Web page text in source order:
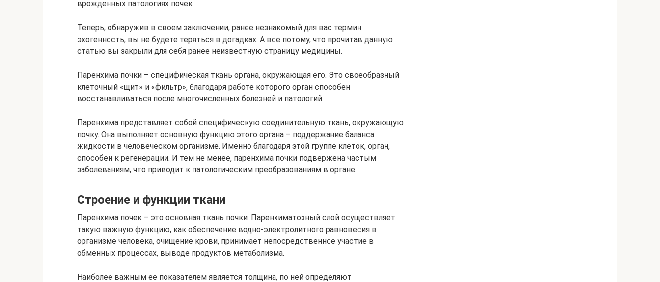
врожденных патологиях почек.
Теперь, обнаружив в своем заключении, ранее незнакомый для вас термин
эхогенность, вы не будете теряться в догадках. А все потому, что прочитав данную
статью вы закрыли для себя ранее неизвестную страницу медицины.
Паренхима почки – специфическая ткань органа, окружающая его. Это своеобразный
клеточный «щит» и «фильтр», благодаря работе которого орган способен
восстанавливаться после многочисленных болезней и патологий.
Паренхима представляет собой специфическую соединительную ткань, окружающую
почку. Она выполняет основную функцию этого органа – поддержание баланса
жидкости в человеческом организме. Именно благодаря этой группе клеток, орган,
способен к регенерации. И тем не менее, паренхима почки подвержена частым
заболеваниям, что приводит к патологическим преобразованиям в органе.
Строение и функции ткани
Паренхима почек – это основная ткань почки. Паренхиматозный слой осуществляет
такую важную функцию, как обеспечение водно-электролитного равновесия в
организме человека, очищение крови, принимает непосредственное участие в
обменных процессах, выводе продуктов метаболизма.
Наиболее важным ее показателем является толщина, по ней определяют